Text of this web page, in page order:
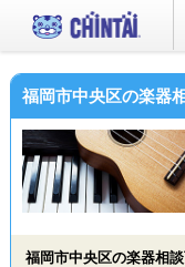
福岡市中央区の楽器
福岡市中央区の楽器相